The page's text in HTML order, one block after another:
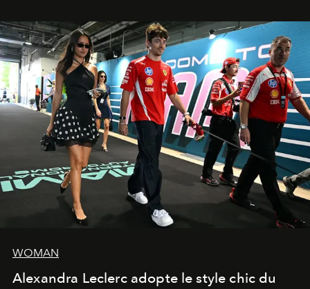
WOMAN
Alexandra Leclerc adopte le style chic du